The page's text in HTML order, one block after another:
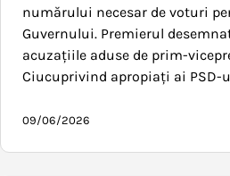
numărului necesar de voturi
Guvernului. Premierul
acuzațiile aduse de prim-
Ciucuprivind apropiați ai PSD-
09/06/2026